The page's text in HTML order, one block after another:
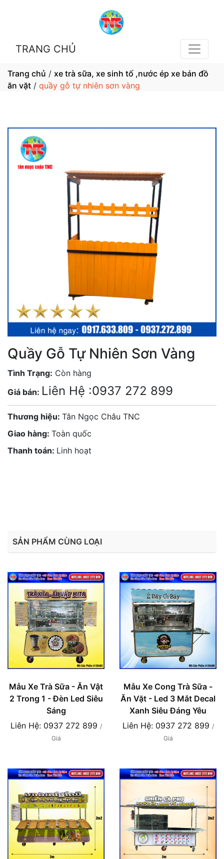
TRANG CHỦ
Trang chủ / xe trà sữa, xe sinh tố ,nước ép xe bán đồ
ăn vặt / quầy gỗ tự nhiên sơn vàng
Quầy Gỗ Tự Nhiên Sơn Vàng
Tình Trạng: Còn hàng
Giá bán: Liên Hệ :0937 272 899
Thương hiệu: Tân Ngọc Châu TNC
Giao hàng: Toàn quốc
Thanh toán: Linh hoạt
SẢN PHẨM CÙNG LOẠI
Mẫu Xe Trà Sữa - Ăn Vật
2 Trong 1 - Đèn Led Siêu
Sáng
Liên Hệ: 0937 272 899 /
Giá
Mẫu Xe Cong Trà Sữa -
Ăn Vặt - Led 3 Mắt Decal
Xanh Siêu Đáng Yêu
Liên Hệ: 0937 272 899 /
Giá